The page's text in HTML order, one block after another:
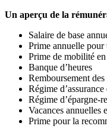
Un aperçu de la
Salaire de base
Prime annuelle pour
Prime de mobilité
Banque d’heures
Remboursement
Régime
Régime d’épargne-
Vacances annuelles
Prime pour la